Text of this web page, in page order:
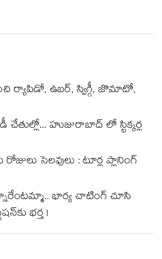
ర్యాపిడో, ఉబర్, స్విగ్గీ, జొమాటో,
చేతుల్లో... హుజురాబాద్ లో స్టిక్కర్ల
సెలవులు : టూర్ల ప్లానింగ్
భార్య చాటింగ్ చూసి
భర్త !